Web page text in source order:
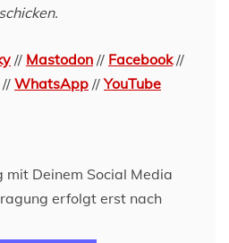
// Mastodon // Facebook//
// WhatsApp //YouTube
mit Deinem Social Media
erfolgt erst nach